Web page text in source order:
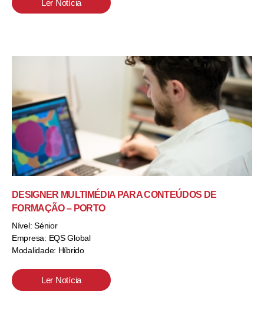
Ler Notícia
DESIGNER MULTIMÉDIA PARA CONTEÚDOS DE
FORMAÇÃO – PORTO
Nível: Sénior
Empresa: EQS Global
Modalidade: Híbrido
Ler Notícia